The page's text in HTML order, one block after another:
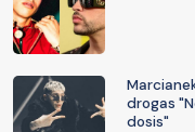
drogas
dosis"